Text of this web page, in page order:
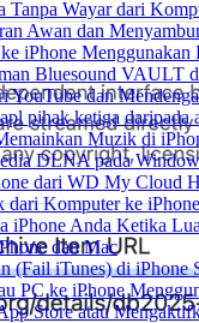
Tanpa Wayar dari
Awan dan
iPhone
Bluesound VAULT
YouTube dan
pihak ketiga daripada
Muzik di
DLNA pada
dari WD My Cloud
Komputer ke
iPhone Anda Ketika
dan Mac
(Fail iTunes) di iPhone
PC ke iPhone
Store atau